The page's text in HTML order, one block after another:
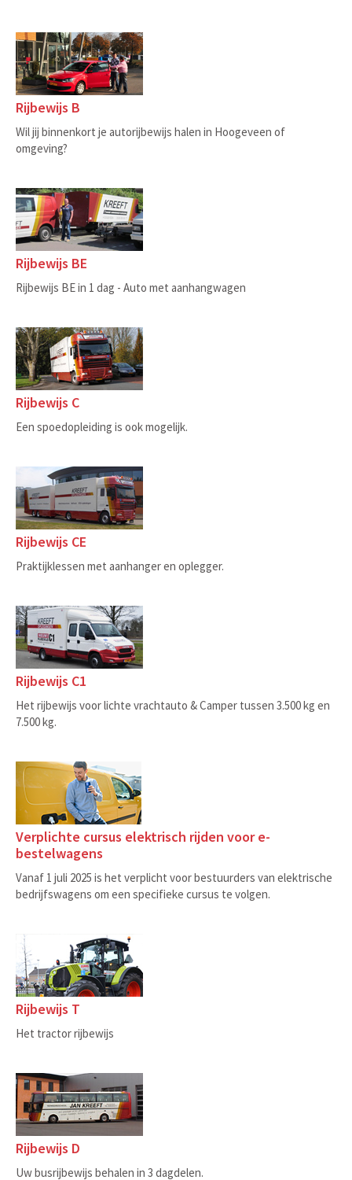
Rijbewijs B
Wil jij binnenkort je autorijbewijs halen in Hoogeveen of
omgeving?
Rijbewijs BE
Rijbewijs BE in 1 dag - Auto met aanhangwagen
Rijbewijs C
Een spoedopleiding is ook mogelijk.
Rijbewijs CE
Praktijklessen met aanhanger en oplegger.
Rijbewijs C1
Het rijbewijs voor lichte vrachtauto & Camper tussen 3.500 kg en
7.500 kg.
Verplichte cursus elektrisch rijden voor e-
bestelwagens
Vanaf 1 juli 2025 is het verplicht voor bestuurders van elektrische
bedrijfswagens om een specifieke cursus te volgen.
Rijbewijs T
Het tractor rijbewijs
Rijbewijs D
Uw busrijbewijs behalen in 3 dagdelen.